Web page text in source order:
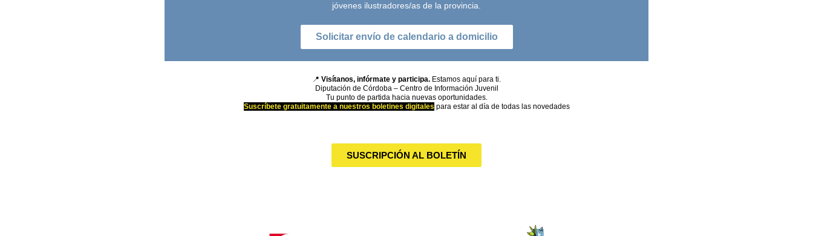
jóvenes ilustradores/as de la provincia.
Solicitar envío de calendario a domicilio
📍 Visítanos, infórmate y participa. Estamos aquí para ti.
Diputación de Córdoba – Centro de Información Juvenil
Tu punto de partida hacia nuevas oportunidades.
Suscríbete gratuitamente a nuestros boletines digitales para estar al día de todas las novedades
SUSCRIPCIÓN AL BOLETÍN